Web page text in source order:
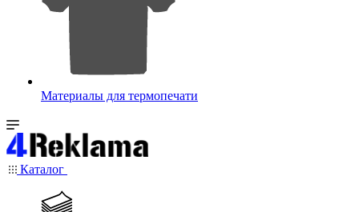
Материалы для термопечати
Каталог